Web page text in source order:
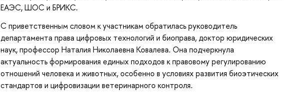
ЕАЭС, ШОС и БРИКС.
С приветственным словом к участникам обратилась руководитель
департамента права цифровых технологий и биоправа, доктор юридических
наук, профессор Наталия Николаевна Ковалева. Она подчеркнула
актуальность формирования единых подходов к правовому регулированию
отношений человека и животных, особенно в условиях развития биоэтических
стандартов и цифровизации ветеринарного контроля.